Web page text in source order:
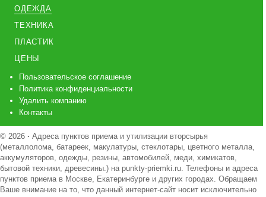
ОДЕЖДА
ТЕХНИКА
ПЛАСТИК
ЦЕНЫ
Пользовательское соглашение
Политика конфиденциальности
Удалить компанию
Контакты
© 2026 · Адреса пунктов приема и утилизации вторсырья
(металлолома, батареек, макулатуры, стеклотары, цветного металла,
аккумуляторов, одежды, резины, автомобилей, меди, химикатов,
бытовой техники, древесины.) на punkty-priemki.ru. Телефоны и адреса
пунктов приема в Москве, Екатеринбурге и других городах. Обращаем
Ваше внимание на то, что данный интернет-сайт носит исключительно